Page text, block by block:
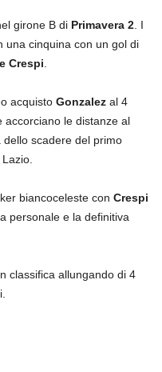
girone B di Primavera 2 . I
una cinquina con un gol di
Crespi
acquisto Gonzalez al 4
accorciano le distanze al
dello scadere del primo
biancoceleste con Crespi
personale e la definitiva
classifica allungando di 4